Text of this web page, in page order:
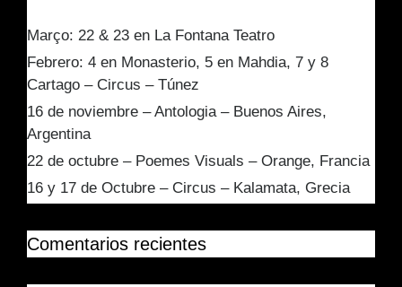
Março: 22 & 23 en La Fontana Teatro
Febrero: 4 en Monasterio, 5 en Mahdia, 7 y 8
Cartago – Circus – Túnez
16 de noviembre – Antologia – Buenos Aires,
Argentina
22 de octubre – Poemes Visuals – Orange, Francia
16 y 17 de Octubre – Circus – Kalamata, Grecia
Comentarios recientes